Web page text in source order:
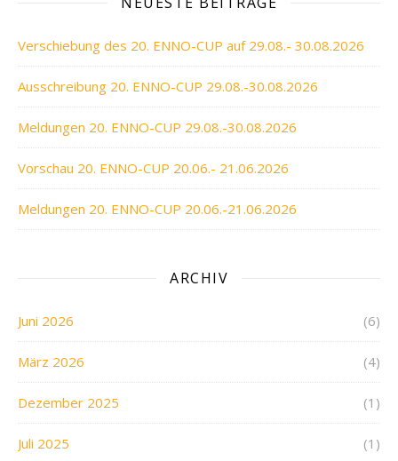
Verschiebung des 20. ENNO-CUP auf 29.08.- 30.08.2026
Ausschreibung 20. ENNO-CUP 29.08.-30.08.2026
Meldungen 20. ENNO-CUP 29.08.-30.08.2026
Vorschau 20. ENNO-CUP 20.06.- 21.06.2026
Meldungen 20. ENNO-CUP 20.06.-21.06.2026
ARCHIV
Juni 2026 (6)
März 2026 (4)
Dezember 2025 (1)
Juli 2025 (1)